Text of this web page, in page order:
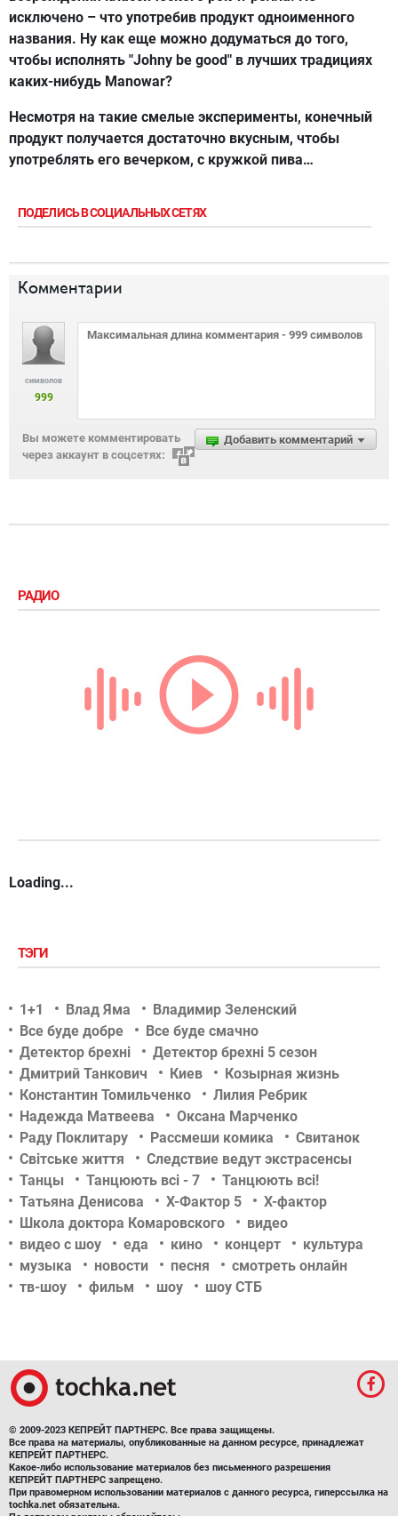
исключено – что употребив продукт одноименного
названия. Ну как еще можно додуматься до того,
чтобы исполнять "Johny be good" в лучших традициях
каких-нибудь Manowar?
Несмотря на такие смелые эксперименты, конечный
продукт получается достаточно вкусным, чтобы
употреблять его вечерком, с кружкой пива…
ПОДЕЛИСЬ В СОЦИАЛЬНЫХ СЕТЯХ
Комментарии
символов
999
Добавить комментарий
Вы можете комментировать
через аккаунт в соцсетях:
РАДИО
Loading...
ТЭГИ
1+1 Влад Яма
Владимир Зеленский
Все буде добре
Все буде смачно
Детектор брехні
Детектор брехні 5 сезон
Дмитрий Танкович
Киев
Козырная жизнь
Константин Томильченко
Лилия Ребрик
Надежда Матвеева
Оксана Марченко
Раду Поклитару
Рассмеши комика
Свитанок
Світське життя
Следствие ведут экстрасенсы
Танцы
Танцюють всі - 7
Танцюють всі!
Татьяна Денисова
Х-Фактор 5
Х-фактор
Школа доктора Комаровского
видео
видео с шоу
еда кино концерт
культура
музыка
новости песня
смотреть онлайн
тв-шоу
фильм шоу шоу СТБ
© 2009-2023 КЕПРЕЙТ ПАРТНЕРС. Все права защищены.
Все права на материалы, опубликованные на данном ресурсе, принадлежат
КЕПРЕЙТ ПАРТНЕРС.
Какое-либо использование материалов без письменного разрешения
КЕПРЕЙТ ПАРТНЕРС запрещено.
При правомерном использовании материалов с данного ресурса, гиперссылка на
tochka.net обязательна.